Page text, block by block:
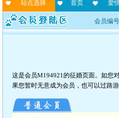
站点选择 首页 爱
会员编
这是会员M194921的征婚页面。如您
果您暂时无意成为会员，也可以过路